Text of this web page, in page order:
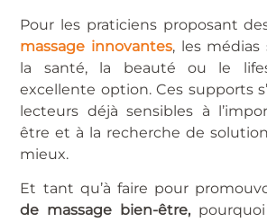
Pour les praticiens proposant
massage innovantes, les médias
la santé, la beauté ou le
excellente option. Ces supports
lecteurs déjà sensibles à
être et à la recherche de
mieux.
Et tant qu’à faire pour
de massage bien-être,pourquoi